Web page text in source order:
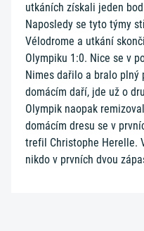
utkáních získali jeden
Naposledy se tyto týmy
Vélodrome a utkání
Olympiku 1:0. Nice se v
Nimes dařilo a bralo plný
domácím daří, jde už o
Olympik naopak
domácím dresu se v
trefil Christophe Herelle.
nikdo v prvních dvou